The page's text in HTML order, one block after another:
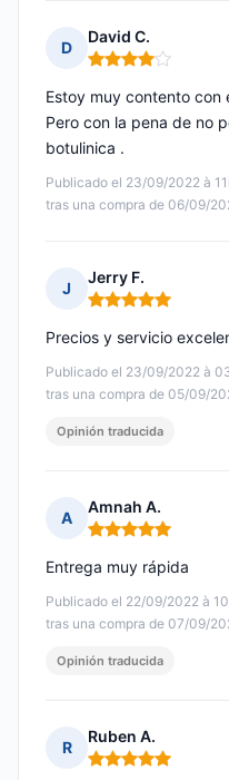
D
David C.
Nota: 4 de 5
Publicado el 23/09/2022 à
tras una compra de 06/09/
Estoy muy contento
Pero con la pena de no
botulinica .
J
Jerry F.
Nota: 5 de 5
Publicado el 23/09/2022 à
tras una compra de 05/09/
Precios y servicio
Opinión traducida
A
Amnah A.
Nota: 5 de 5
Publicado el 22/09/2022 à
tras una compra de 07/09/
Entrega muy rápida
Opinión traducida
R
Ruben A.
Nota: 5 de 5